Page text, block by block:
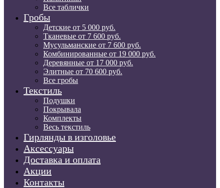
Все таблички
Гробы
Детские от 5 000 руб.
Тканевые от 7 600 руб.
Мусульманские от 7 600 руб.
Комбинированные от 19 000 руб.
Деревянные от 17 000 руб.
Элитные от 70 600 руб.
Все гробы
Текстиль
Подушки
Покрывала
Комплекты
Весь текстиль
Гирлянды в изголовье
Аксессуары
Доставка и оплата
Акции
Контакты